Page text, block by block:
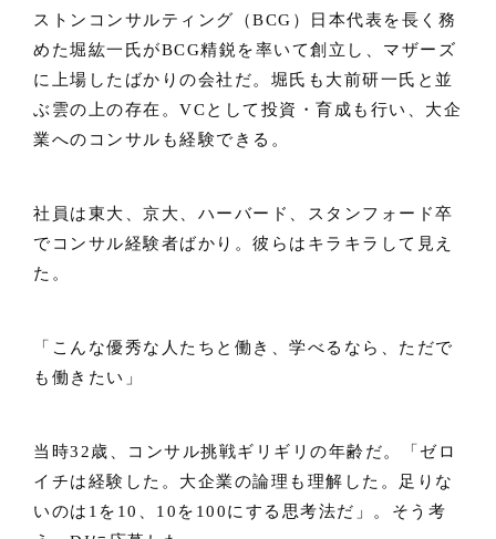
ストンコンサルティング（BCG）日本代表を長く務
めた堀紘一氏がBCG精鋭を率いて創立し、マザーズ
に上場したばかりの会社だ。堀氏も大前研一氏と並
ぶ雲の上の存在。VCとして投資・育成も行い、大企
業へのコンサルも経験できる。
社員は東大、京大、ハーバード、スタンフォード卒
でコンサル経験者ばかり。彼らはキラキラして見え
た。
「こんな優秀な人たちと働き、学べるなら、ただで
も働きたい」
当時32歳、コンサル挑戦ギリギリの年齢だ。「ゼロ
イチは経験した。大企業の論理も理解した。足りな
いのは1を10、10を100にする思考法だ」。そう考